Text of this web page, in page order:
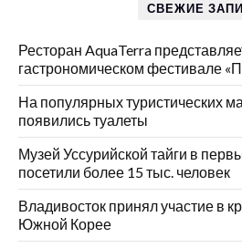
СВЕЖИЕ
Ресторан AquaTerra
гастрономическом фестивале
На популярных туристических
появились туалеты
Музей Уссурийской тайги в
посетили более 15 тыс. человек
Владивосток принял участие в
Южной Корее